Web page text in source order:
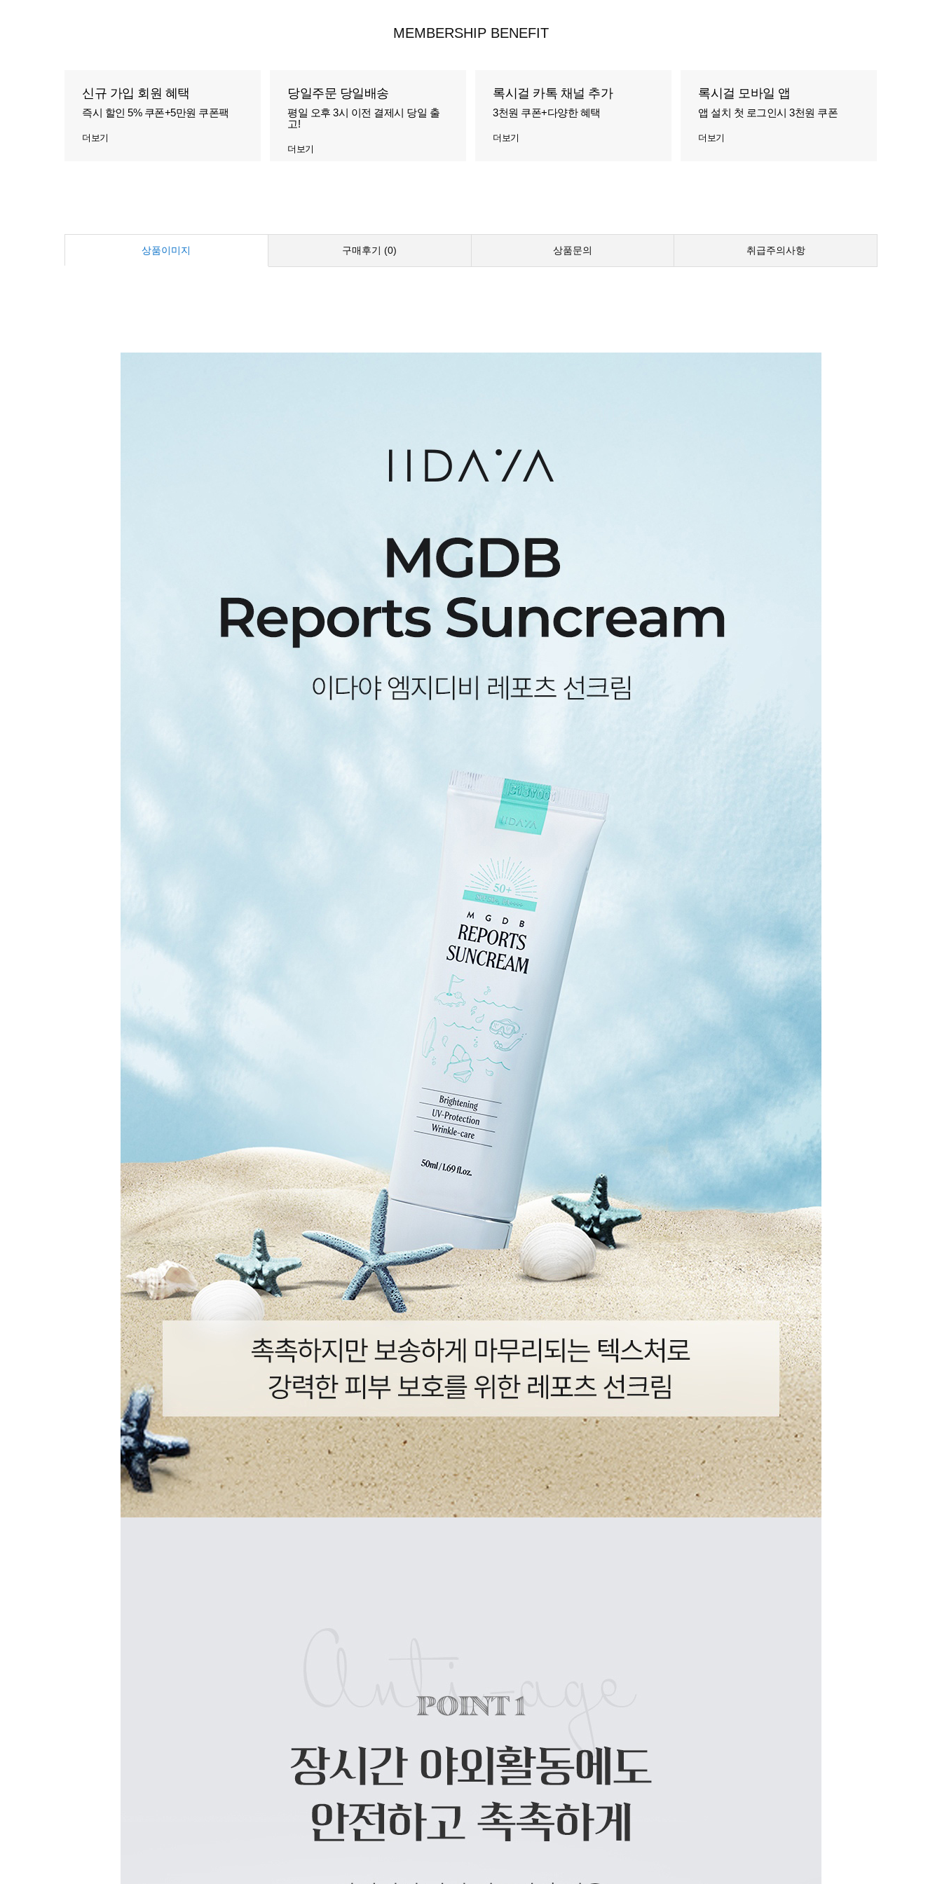
MEMBERSHIP BENEFIT
신규 가입 회원 혜택
즉시 할인 5% 쿠폰+5만원 쿠폰팩
더보기
당일주문 당일배송
평일 오후 3시 이전 결제시 당일 출
고!
더보기
록시걸 카톡 채널 추가
3천원 쿠폰+다양한 혜택
더보기
록시걸 모바일 앱
앱 설치 첫 로그인시 3천원 쿠폰
더보기
상품이미지 구매후기 (0) 상품문의 취급주의사항